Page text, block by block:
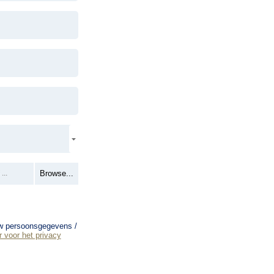
Browse...
persoonsgegevens /
voor het privacy